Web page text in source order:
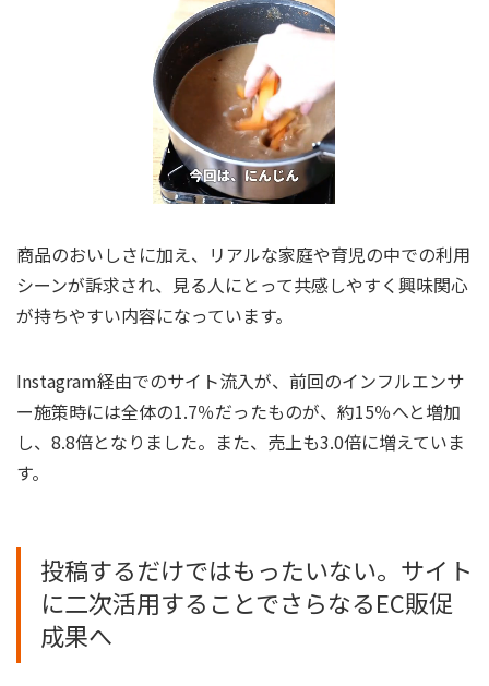
商品のおいしさに加え、リアルな家庭や育児の中での利用
シーンが訴求され、見る人にとって共感しやすく興味関心
が持ちやすい内容になっています。
Instagram経由でのサイト流入が、前回のインフルエンサ
ー施策時には全体の1.7％だったものが、約15％へと増加
し、8.8倍となりました。また、売上も3.0倍に増えていま
す。
投稿するだけではもったいない。サイト
に二次活用することでさらなるEC販促
成果へ